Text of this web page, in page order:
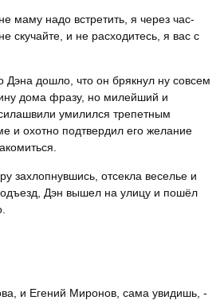
маму надо встретить, я через час-
скучайте, и не расходитесь, я вас с
Дэна дошло, что он брякнул ну совсем
дома фразу, но милейший и
умилился трепетным
и охотно подтвердил его желание
захлопнувшись, отсекла веселье и
Дэн вышел на улицу и пошёл
и Егений Миронов, сама увидишь, -